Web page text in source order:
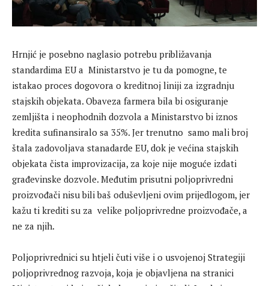
Hrnjić je posebno naglasio potrebu približavanja
standardima EU a Ministarstvo je tu da pomogne, te
istakao proces dogovora o kreditnoj liniji za izgradnju
stajskih objekata. Obaveza farmera bila bi osiguranje
zemljišta i neophodnih dozvola a Ministarstvo bi iznos
kredita sufinansiralo sa 35%. Jer trenutno samo mali broj
štala zadovoljava stanadarde EU, dok je većina stajskih
objekata čista improvizacija, za koje nije moguće izdati
građevinske dozvole. Međutim prisutni poljoprivredni
proizvođači nisu bili baš oduševljeni ovim prijedlogom, jer
kažu ti krediti su za velike poljoprivredne proizvođače, a
ne za njih.
Poljoprivrednici su htjeli čuti više i o usvojenoj Strategiji
poljoprivrednog razvoja, koja je objavljena na stranici